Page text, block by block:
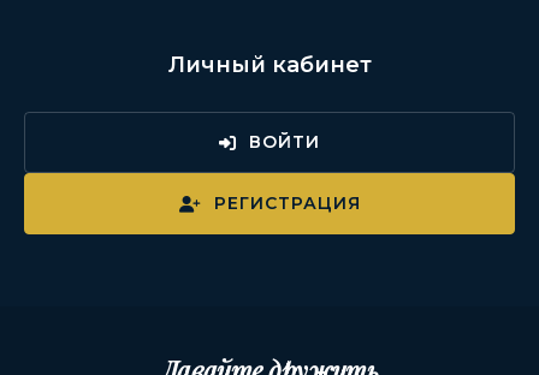
Личный кабинет
ВОЙТИ
РЕГИСТРАЦИЯ